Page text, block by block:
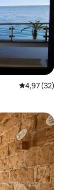
Prosječna
4,97 (32)